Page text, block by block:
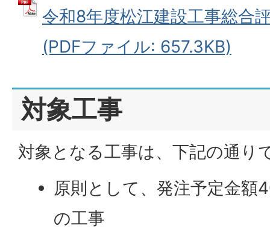
令和8年度松江建設工事総合
(PDFファイル: 657.3KB)
対象工事
対象となる工事は、下記の通り
原則として、発注予定金
の工事